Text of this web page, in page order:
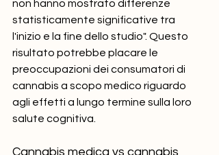
non hanno mostrato differenze
statisticamente significative tra
l'inizio e la fine dello studio". Questo
risultato potrebbe placare le
preoccupazioni dei consumatori di
cannabis a scopo medico riguardo
agli effetti a lungo termine sulla loro
salute cognitiva.
Cannabis medica vs cannabis